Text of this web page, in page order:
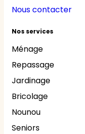
Nous contacter
Nos services
Ménage
Repassage
Jardinage
Bricolage
Nounou
Seniors